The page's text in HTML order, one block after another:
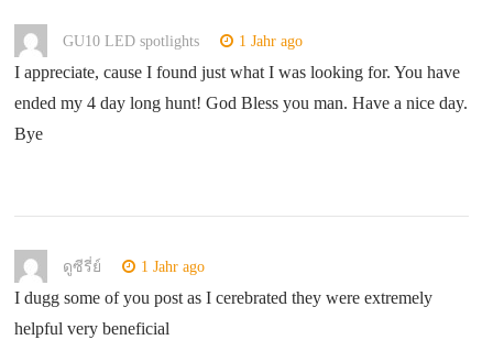
GU10 LED spotlights 1 Jahr ago
I appreciate, cause I found just what I was looking for. You have
ended my 4 day long hunt! God Bless you man. Have a nice day.
Bye
ดูซีรี่ย์ 1 Jahr ago
I dugg some of you post as I cerebrated they were extremely
helpful very beneficial